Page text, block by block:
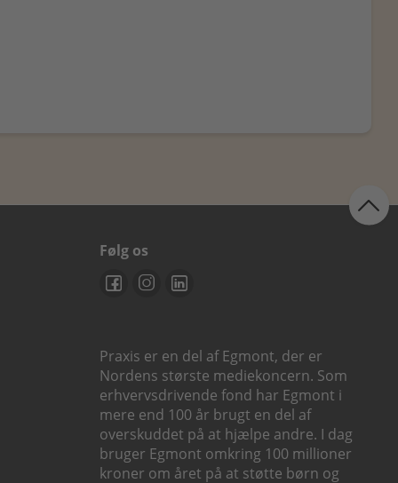
Følg os
Praxis er en del af Egmont, der er
Nordens største mediekoncern. Som
erhvervsdrivende fond har Egmont i
mere end 100 år brugt en del af
overskuddet på at hjælpe andre. I dag
bruger Egmont omkring 100 millioner
kroner om året på at støtte børn og